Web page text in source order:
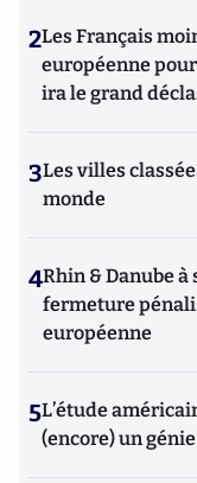
2Les Français
européenne
ira le grand
3Les villes
monde
4Rhin & Danube à
fermeture
européenne
5L’étude
(encore) un